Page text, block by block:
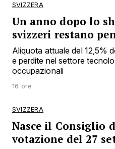
SVIZZERA
Un anno dopo lo
svizzeri restano
Aliquota attuale del 12,5%
e perdite nel settore
occupazionali
16 ore
SVIZZERA
Nasce il Consiglio
votazione del 27